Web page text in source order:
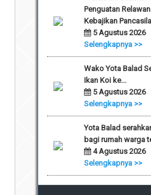
Penguatan
Kebajikan
5 Agustus 2026
Selengkapnya >>
Wako Yota Balad
Ikan Koi ke...
5 Agustus 2026
Selengkapnya >>
Yota Balad
bagi rumah warga
4 Agustus 2026
Selengkapnya >>